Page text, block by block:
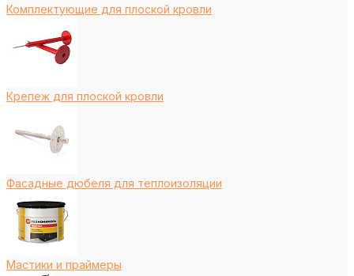
Комплектующие для плоской кровли
Крепеж для плоской кровли
Фасадные дюбеля для теплоизоляции
Мастики и праймеры